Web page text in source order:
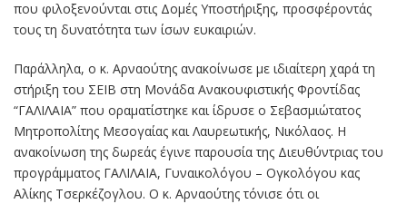
που φιλοξενούνται στις Δομές Υποστήριξης, προσφέροντάς
τους τη δυνατότητα των ίσων ευκαιριών.
Παράλληλα, ο κ. Αρναούτης ανακοίνωσε με ιδιαίτερη χαρά τη
στήριξη του ΣΕΙΒ στη Μονάδα Ανακουφιστικής Φροντίδας
“ΓΑΛΙΛΑΙΑ” που οραματίστηκε και ίδρυσε ο Σεβασμιώτατος
Μητροπολίτης Μεσογαίας και Λαυρεωτικής, Νικόλαος. Η
ανακοίνωση της δωρεάς έγινε παρουσία της Διευθύντριας του
προγράμματος ΓΑΛΙΛΑΙΑ, Γυναικολόγου – Ογκολόγου κας
Αλίκης Τσερκέζογλου. Ο κ. Αρναούτης τόνισε ότι οι